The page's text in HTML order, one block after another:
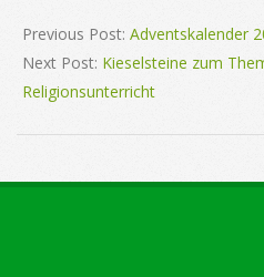
02-
23
Previous Post: Adventskalender
Next Post: Kieselsteine zum
Religionsunterricht